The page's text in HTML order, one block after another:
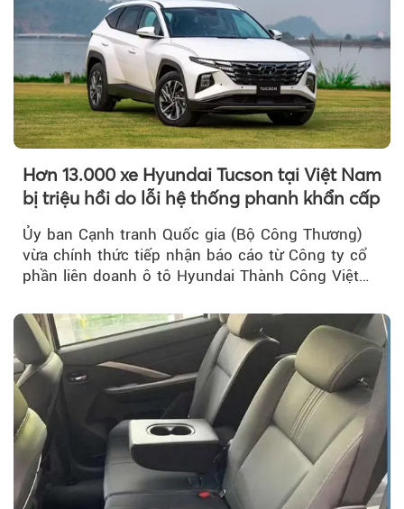
Hơn 13.000 xe Hyundai Tucson tại Việt Nam
bị triệu hồi do lỗi hệ thống phanh khẩn cấp
Ủy ban Cạnh tranh Quốc gia (Bộ Công Thương)
vừa chính thức tiếp nhận báo cáo từ Công ty cổ
phần liên doanh ô tô Hyundai Thành Công Việt